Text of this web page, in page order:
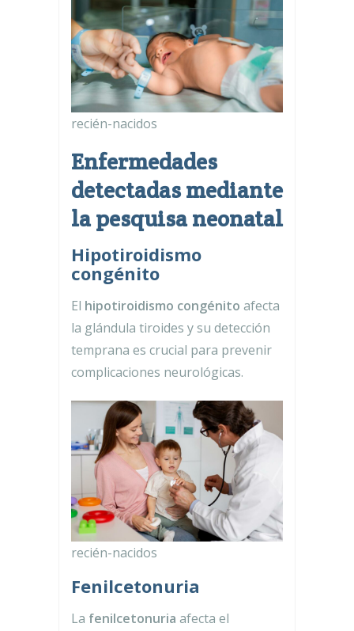
recién-nacidos
Enfermedades
detectadas mediante
la pesquisa neonatal
Hipotiroidismo
congénito
El hipotiroidismo congénito afecta
la glándula tiroides y su detección
temprana es crucial para prevenir
complicaciones neurológicas.
recién-nacidos
Fenilcetonuria
La fenilcetonuria afecta el